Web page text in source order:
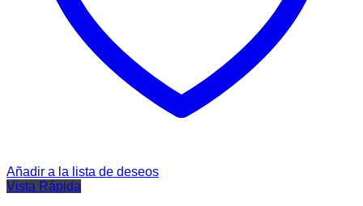
Añadir a la lista de deseos
Vista Rápida